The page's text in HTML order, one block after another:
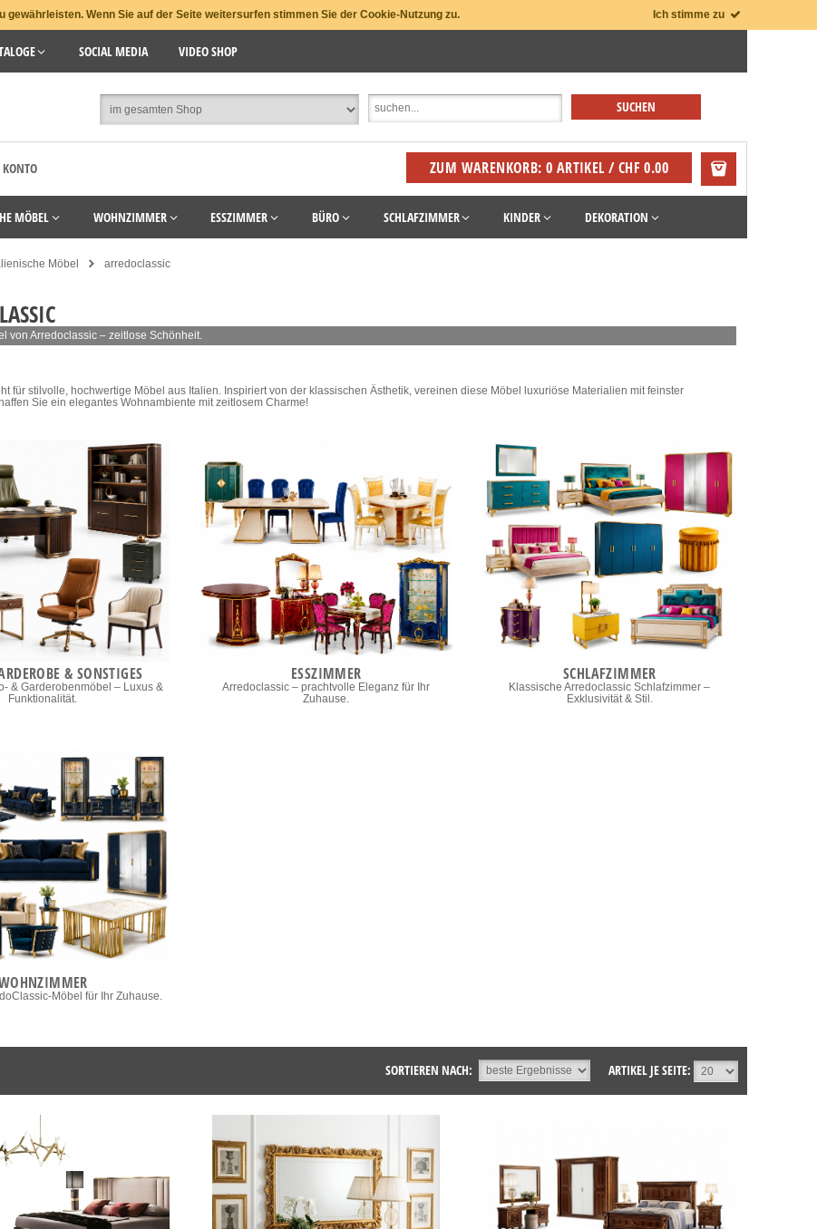
Wenn Sie auf der Seite weitersurfen stimmen Sie der Cookie-Nutzung zu. Ich stimme zu
SOCIAL MEDIA VIDEO SHOP
ZUM WARENKORB: 0 ARTIKEL / CHF 0.00
MÖBEL WOHNZIMMER ESSZIMMER BÜRO SCHLAFZIMMER KINDER DEKORATION
Möbel arredoclassic
von Arredoclassic – zeitlose Schönheit.
für stilvolle, hochwertige Möbel aus Italien. Inspiriert von der klassischen Ästhetik, vereinen diese Möbel luxuriöse Materialien mit feinster
Sie ein elegantes Wohnambiente mit zeitlosem Charme!
& SONSTIGES
& Garderobenmöbel – Luxus &
Funktionalität.
ESSZIMMER
Arredoclassic – prachtvolle Eleganz für Ihr
Zuhause.
SCHLAFZIMMER
Klassische Arredoclassic Schlafzimmer –
Exklusivität & Stil.
Möbel für Ihr Zuhause.
ARTIKEL JE SEITE:
SORTIEREN NACH: